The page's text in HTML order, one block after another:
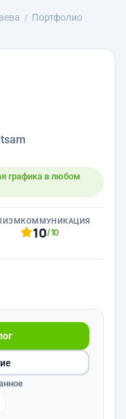
Портфолио
графика в любом
КОММУНИКАЦИЯ
10/10